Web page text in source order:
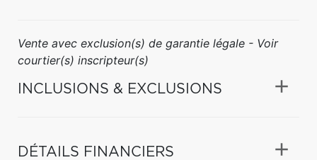
Vente avec exclusion(s) de garantie légale - Voir
courtier(s) inscripteur(s)
INCLUSIONS & EXCLUSIONS
DÉTAILS FINANCIERS